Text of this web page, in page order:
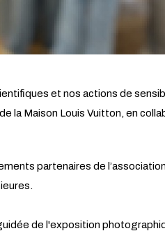
et nos actions de
la Maison Louis Vuitton, en
partenaires de
de l'exposition